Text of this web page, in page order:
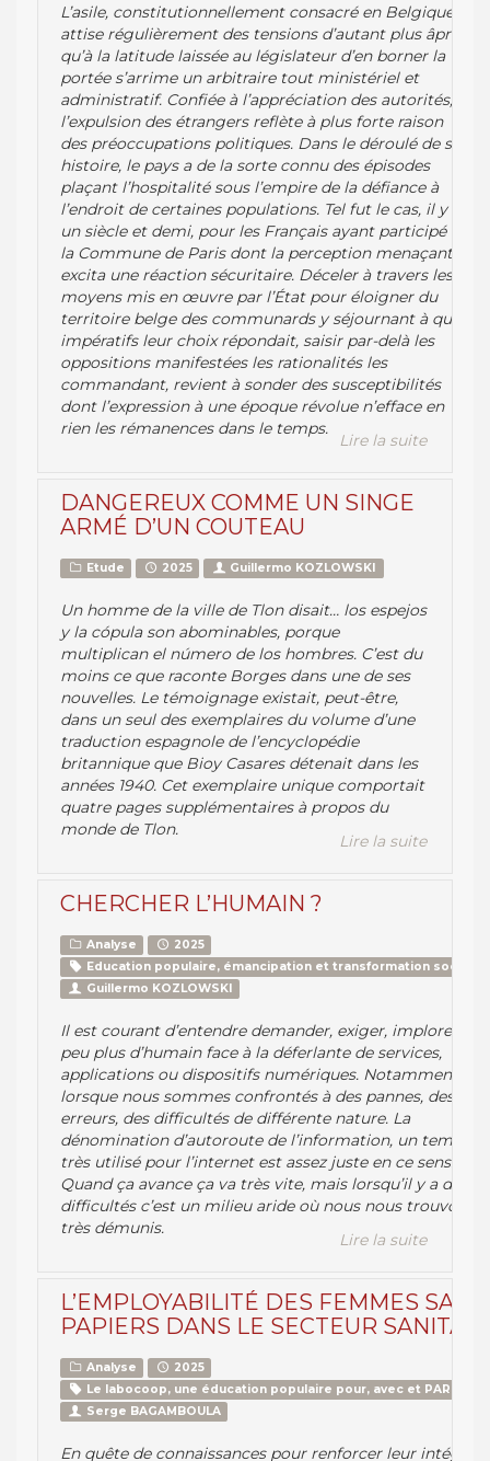
L’asile, constitutionnellement consacré en Belgique,
attise régulièrement des tensions d’autant plus âpres
qu’à la latitude laissée au législateur d’en borner la
portée s’arrime un arbitraire tout ministériel et
administratif. Confiée à l’appréciation des autorités,
l’expulsion des étrangers reflète à plus forte raison
des préoccupations politiques. Dans le déroulé de son
histoire, le pays a de la sorte connu des épisodes
plaçant l’hospitalité sous l’empire de la défiance à
l’endroit de certaines populations. Tel fut le cas, il y a
un siècle et demi, pour les Français ayant participé à
la Commune de Paris dont la perception menaçante
excita une réaction sécuritaire. Déceler à travers les
moyens mis en œuvre par l’État pour éloigner du
territoire belge des communards y séjournant à quels
impératifs leur choix répondait, saisir par-delà les
oppositions manifestées les rationalités les
commandant, revient à sonder des susceptibilités
dont l’expression à une époque révolue n’efface en
rien les rémanences dans le temps.
Lire la suite
DANGEREUX COMME UN SINGE
ARMÉ D’UN COUTEAU
Etude 2025 Guillermo KOZLOWSKI
Un homme de la ville de Tlon disait… los espejos
y la cópula son abominables, porque
multiplican el número de los hombres. C’est du
moins ce que raconte Borges dans une de ses
nouvelles. Le témoignage existait, peut-être,
dans un seul des exemplaires du volume d’une
traduction espagnole de l’encyclopédie
britannique que Bioy Casares détenait dans les
années 1940. Cet exemplaire unique comportait
quatre pages supplémentaires à propos du
monde de Tlon.
Lire la suite
CHERCHER L’HUMAIN ?
Analyse
2025
Education populaire, émancipation et transformation sociale
Guillermo KOZLOWSKI
Il est courant d’entendre demander, exiger, implorer, un
peu plus d’humain face à la déferlante de services,
applications ou dispositifs numériques. Notamment
lorsque nous sommes confrontés à des pannes, des
erreurs, des difficultés de différente nature. La
dénomination d’autoroute de l’information, un temps
très utilisé pour l’internet est assez juste en ce sens.
Quand ça avance ça va très vite, mais lorsqu’il y a des
difficultés c’est un milieu aride où nous nous trouvons
très démunis.
Lire la suite
L’EMPLOYABILITÉ DES FEMMES
PAPIERS DANS LE SECTEUR
Analyse
2025
Le labocoop, une éducation populaire pour, avec et PAR le
Serge BAGAMBOULA
En quête de connaissances pour renforcer leur